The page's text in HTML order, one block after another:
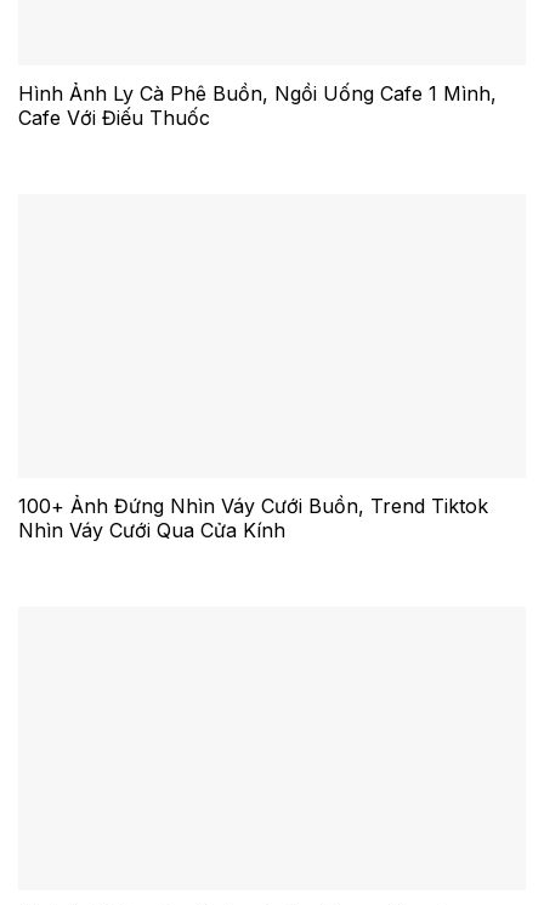
Hình Ảnh Ly Cà Phê Buồn, Ngồi Uống Cafe 1 Mình,
Cafe Với Điếu Thuốc
100+ Ảnh Đứng Nhìn Váy Cưới Buồn, Trend Tiktok
Nhìn Váy Cưới Qua Cửa Kính